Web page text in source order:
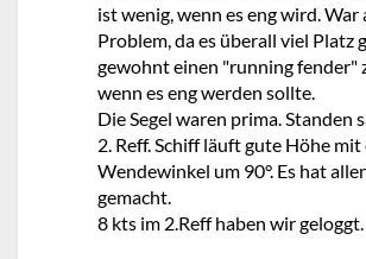
ist wenig, wenn es eng wird. War
Problem, da es überall viel Platz
gewohnt einen "running fender"
wenn es eng werden sollte.
Die Segel waren prima. Standen
2. Reff. Schiff läuft gute Höhe mit
Wendewinkel um 90°. Es hat
gemacht.
8 kts im 2.Reff haben wir geloggt.